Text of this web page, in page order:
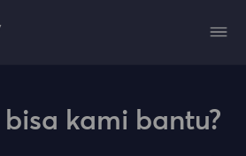
kami bantu?